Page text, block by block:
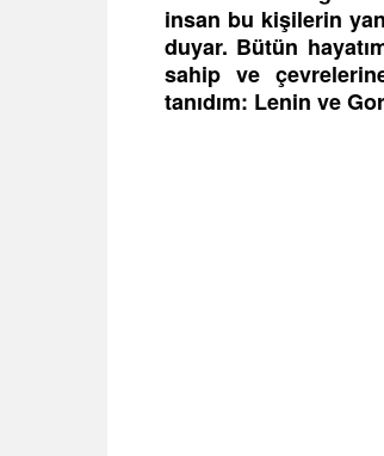
insan bu kişilerin
duyar. Bütün
sahip ve
tanıdım: Lenin ve